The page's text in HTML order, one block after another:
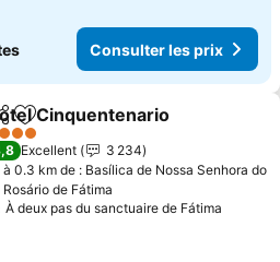
Consulter les prix
Ajouter à mes favoris
Cinquentenario
Excellent
3 234
à 0.3 km de : Basílica de Nossa Senhora do
Rosário de Fátima
À deux pas du sanctuaire de Fátima